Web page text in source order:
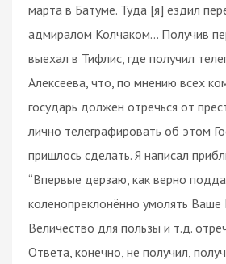
марта в Батуме. Туда [я] ездил
адмиралом Колчаком... Получив
выехал в Тифлис, где получил
Алексеева, что, по мнению всех
государь должен отречься от
лично телеграфировать об этом
пришлось сделать. Я написал
“Впервые дерзаю, как верно
коленопреклонённо умолять
Величество для пользы и т.д.
Ответа, конечно, не получил,